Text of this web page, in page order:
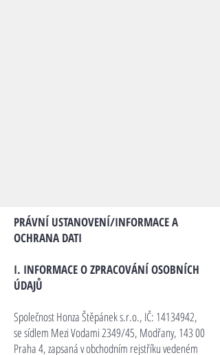
PRÁVNÍ USTANOVENÍ/INFORMACE A
OCHRANA DATI
I. INFORMACE O ZPRACOVÁNÍ OSOBNÍCH
ÚDAJŮ
Společnost Honza Štěpánek s.r.o., IČ: 14134942,
se sídlem Mezi Vodami 2349/45, Modřany, 143 00
Praha 4, zapsaná v obchodním rejstříku vedeném